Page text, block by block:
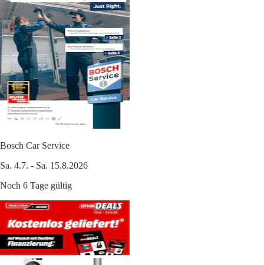
Bosch Car Service
Sa. 4.7. - Sa. 15.8.2026
Noch 6 Tage gültig